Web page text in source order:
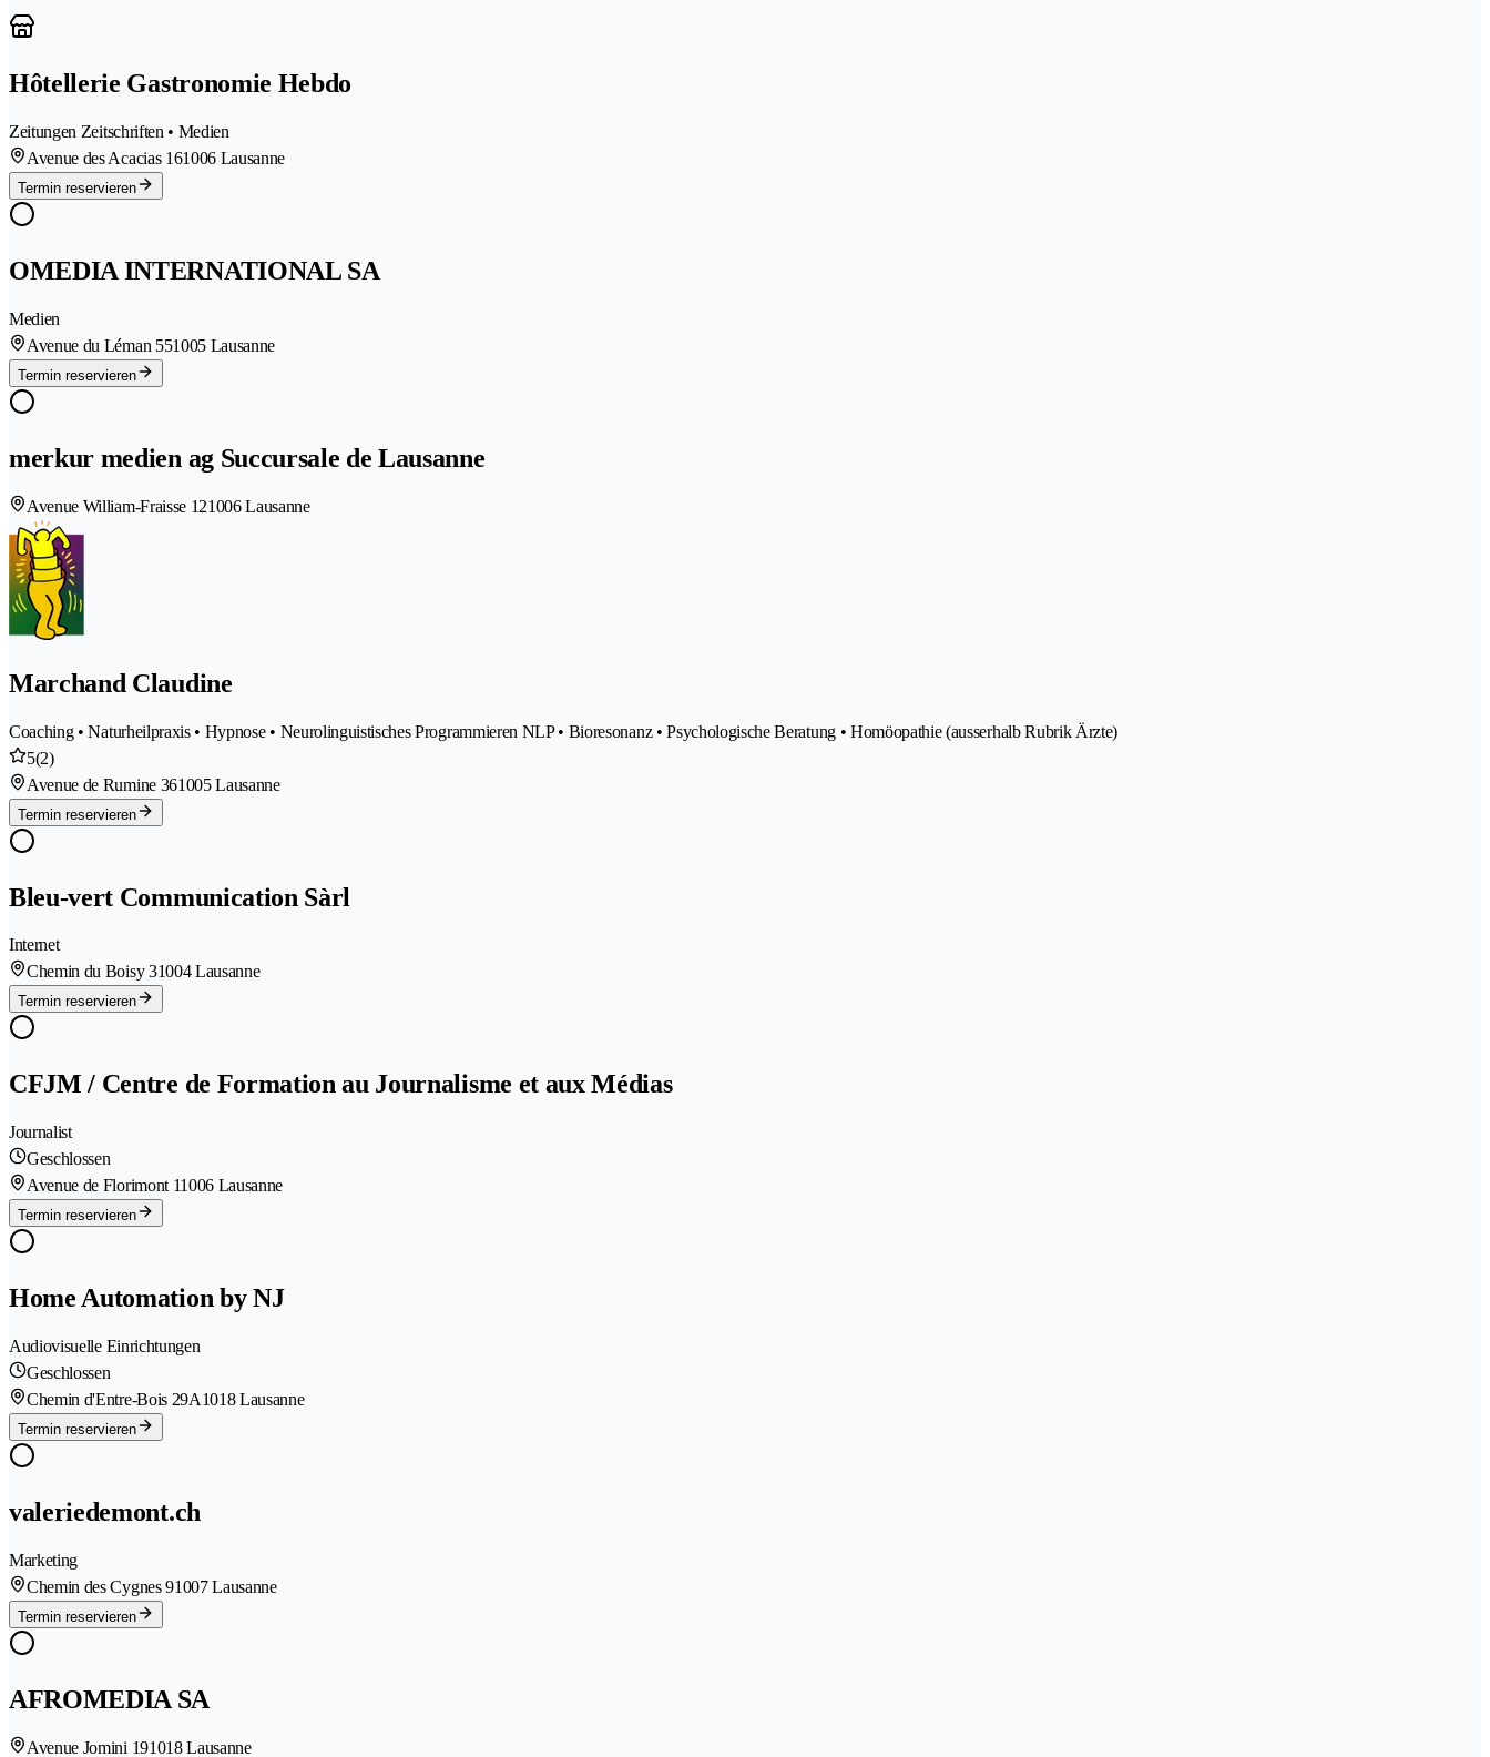
Hôtellerie Gastronomie Hebdo
Zeitungen Zeitschriften • Medien
Avenue des Acacias 161006 Lausanne
Termin reservieren
OMEDIA INTERNATIONAL SA
Medien
Avenue du Léman 551005 Lausanne
Termin reservieren
merkur medien ag Succursale de Lausanne
Avenue William-Fraisse 121006 Lausanne
Marchand Claudine
Coaching • Naturheilpraxis • Hypnose • Neurolinguistisches Programmieren NLP • Bioresonanz • Psychologische Beratung • Homöopathie (ausserhalb Rubrik Ärzte)
5(2)
Avenue de Rumine 361005 Lausanne
Termin reservieren
Bleu-vert Communication Sàrl
Internet
Chemin du Boisy 31004 Lausanne
Termin reservieren
CFJM / Centre de Formation au Journalisme et aux Médias
Journalist
Geschlossen
Avenue de Florimont 11006 Lausanne
Termin reservieren
Home Automation by NJ
Audiovisuelle Einrichtungen
Geschlossen
Chemin d'Entre-Bois 29A1018 Lausanne
Termin reservieren
valeriedemont.ch
Marketing
Chemin des Cygnes 91007 Lausanne
Termin reservieren
AFROMEDIA SA
Avenue Jomini 191018 Lausanne